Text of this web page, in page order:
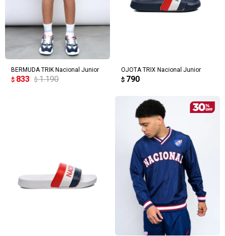
BERMUDA TRIK Nacional Junior
$ 833 $ 1.190
OJOTA TRIX Nacional Junior
$ 790